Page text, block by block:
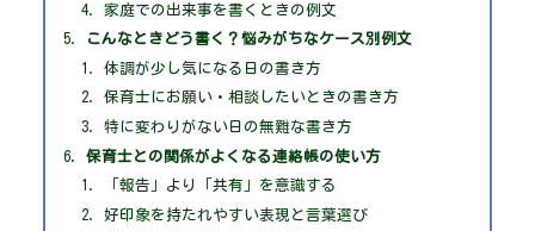
家庭での出来事を書くときの例文
こんなときどう書く？悩みがちなケース別例文
体調が少し気になる日の書き方
保育士にお願い・相談したいときの書き方
特に変わりがない日の無難な書き方
保育士との関係がよくなる連絡帳の使い方
「報告」より「共有」を意識する
好印象を持たれやすい表現と言葉選び